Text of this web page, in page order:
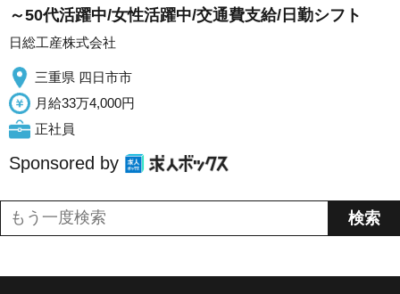
～50代活躍中/女性活躍中/交通費支給/日勤シフト
日総工産株式会社
三重県 四日市市
月給33万4,000円
正社員
Sponsored by